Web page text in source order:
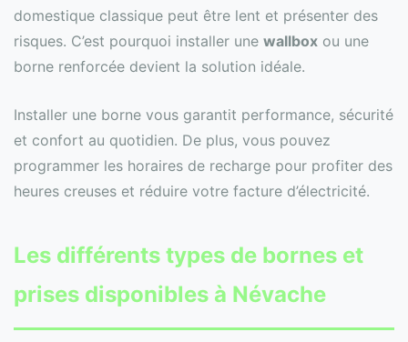
domestique classique peut être lent et présenter des
risques. C’est pourquoi installer une wallbox ou une
borne renforcée devient la solution idéale.
Installer une borne vous garantit performance, sécurité
et confort au quotidien. De plus, vous pouvez
programmer les horaires de recharge pour profiter des
heures creuses et réduire votre facture d’électricité.
Les différents types de bornes et
prises disponibles à Névache